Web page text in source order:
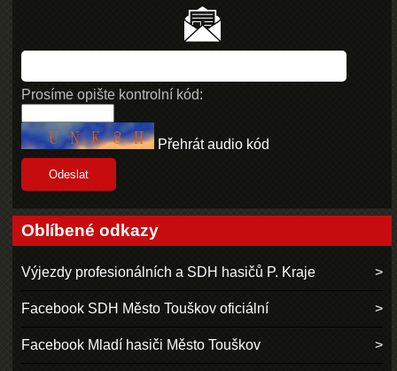
Prosíme opište kontrolní kód:
Přehrát audio kód
Oblíbené odkazy
Výjezdy profesionálních a SDH hasičů P. Kraje
Facebook SDH Město Touškov oficiální
Facebook Mladí hasiči Město Touškov